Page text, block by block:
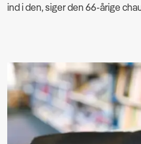
ind i den, siger den 66-årige